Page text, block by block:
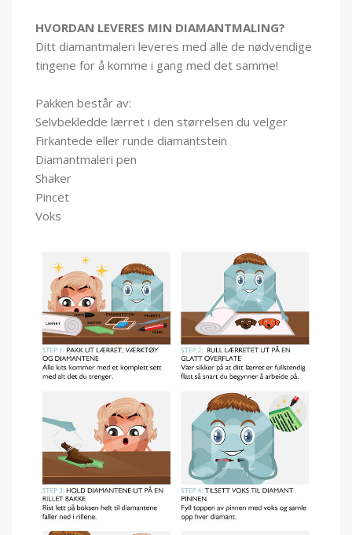
HVORDAN LEVERES MIN DIAMANTMALING?
Ditt diamantmaleri leveres med alle de nødvendige
tingene for å komme i gang med det samme!
Pakken består av:
Selvbekledde lærret i den størrelsen du velger
Firkantede eller runde diamantstein
Diamantmaleri pen
Shaker
Pincet
Voks